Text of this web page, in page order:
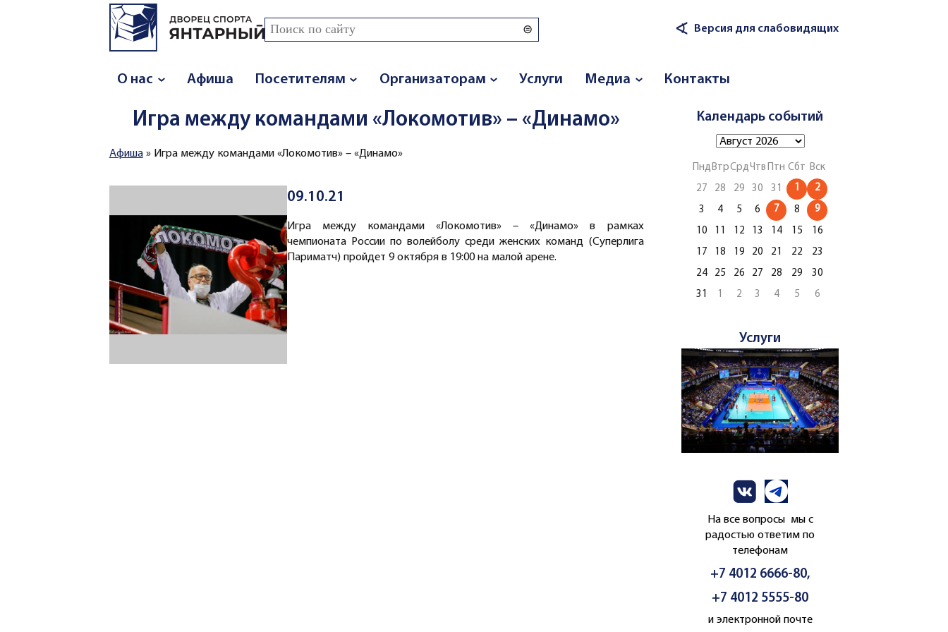
Перейти к основному содержанию
Форма поиска
Поиск ∢ Версия для слабовидящих
О нас Афиша Посетителям Организаторам Услуги Медиа Контакты
Игра между командами «Локомотив» – «Динамо»
Вы здесь
Афиша» Игра между командами «Локомотив» – «Динамо»
09.10.21
Игра между командами «Локомотив» – «Динамо» в рамках
чемпионата России по волейболу среди женских команд (Суперлига
Париматч) пройдет 9 октября в 19:00 на малой арене.
Календарь событий
Пнд ВтрСрдЧтв Птн Сбт Вск
27
28 29 30 31 1 2
3 4 5 6 7 8 9
10 11 12 13 14 15
16
17
18 19 20 21 22
23
24
25 26 27 28 29
30
31
1 2 3 4 5 6
Услуги
На все вопросы мы с
радостью ответим по
телефонам
+7 4012 6666-80,
+7 4012 5555-80
и электронной почте